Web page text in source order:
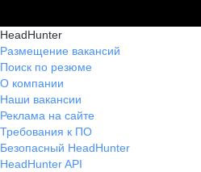
HeadHunter
Размещение вакансий
Поиск по резюме
О компании
Наши вакансии
Реклама на сайте
Требования к ПО
Безопасный HeadHunter
HeadHunter API